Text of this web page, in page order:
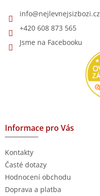
info@nejlevnejsizbozi.cz
+420 608 873 565
Jsme na Facebooku
Informace pro Vás
Kontakty
Časté dotazy
Hodnocení obchodu
Doprava a platba